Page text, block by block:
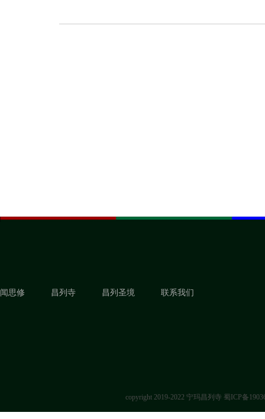
闻思修 昌列寺 昌列圣境 联系我们
copyright 2019-2022 宁玛昌列寺 蜀ICP备